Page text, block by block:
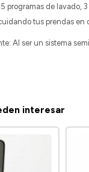
de
tus prendas en
Al ser un sistema
interesar